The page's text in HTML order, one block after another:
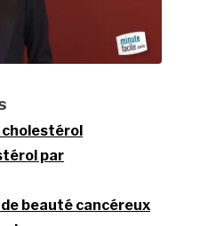
par
beauté cancéreux